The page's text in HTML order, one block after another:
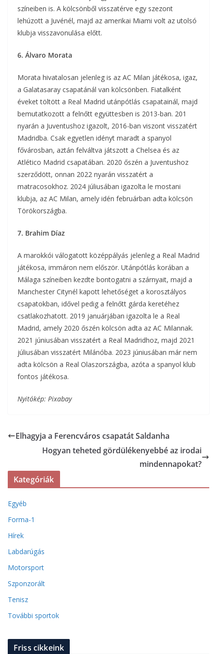
színeiben is. A kölcsönből visszatérve egy szezont
lehúzott a Juvénél, majd az amerikai Miami volt az utolsó
klubja visszavonulása előtt.
6. Álvaro Morata
Morata hivatalosan jelenleg is az AC Milan játékosa, igaz,
a Galatasaray csapatánál van kölcsönben. Fiatalként
éveket töltött a Real Madrid utánpótlás csapatainál, majd
bemutatkozott a felnőtt együttesben is 2013-ban. 201
nyarán a Juventushoz igazolt, 2016-ban viszont visszatért
Madridba. Csak egyetlen idényt maradt a spanyol
fővárosban, aztán felváltva játszott a Chelsea és az
Atlético Madrid csapatában. 2020 őszén a Juventushoz
szerződött, onnan 2022 nyarán visszatért a
matracosokhoz. 2024 júliusában igazolta le mostani
klubja, az AC Milan, amely idén februárban adta kölcsön
Törökországba.
7. Brahim Díaz
A marokkói válogatott középpályás jelenleg a Real Madrid
játékosa, immáron nem először. Utánpótlás korában a
Málaga színeiben kezdte bontogatni a szárnyait, majd a
Manchester Citynél kapott lehetőséget a korosztályos
csapatokban, idővel pedig a felnőtt gárda keretéhez
csatlakozhatott. 2019 januárjában igazolta le a Real
Madrid, amely 2020 őszén kölcsön adta az AC Milannak.
2021 júniusában visszatért a Real Madridhoz, majd 2021
júliusában visszatért Milánóba. 2023 júniusában már nem
adta kölcsön a Real Olaszországba, azóta a spanyol klub
fontos játékosa.
Nyitókép: Pixabay
Elhagyja a Ferencváros csapatát Saldanha
Hogyan teheted gördülékenyebbé az irodai
mindennapokat?
Kategóriák
Egyéb
Forma-1
Hírek
Labdarúgás
Motorsport
Szponzorált
Tenisz
További sportok
Friss cikkeink